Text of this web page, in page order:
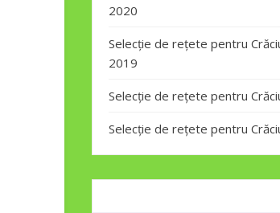
2020
Selecție de rețete pentru
2019
Selecție de rețete pentru
Selecție de rețete pentru